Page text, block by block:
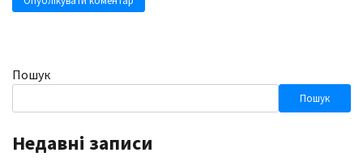
Пошук
Пошук
Недавні записи